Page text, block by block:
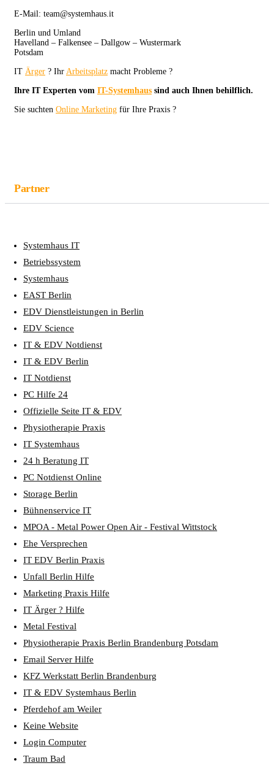
E-Mail: team@systemhaus.it
Berlin und Umland
Havelland – Falkensee – Dallgow – Wustermark
Potsdam
IT Ärger ? Ihr Arbeitsplatz macht Probleme ?
Ihre IT Experten vom IT-Systemhaus sind auch Ihnen behilflich.
Sie suchten Online Marketing für Ihre Praxis ?
Partner
Systemhaus IT
Betriebssystem
Systemhaus
EAST Berlin
EDV Dienstleistungen in Berlin
EDV Science
IT & EDV Notdienst
IT & EDV Berlin
IT Notdienst
PC Hilfe 24
Offizielle Seite IT & EDV
Physiotherapie Praxis
IT Systemhaus
24 h Beratung IT
PC Notdienst Online
Storage Berlin
Bühnenservice IT
MPOA - Metal Power Open Air - Festival Wittstock
Ehe Versprechen
IT EDV Berlin Praxis
Unfall Berlin Hilfe
Marketing Praxis Hilfe
IT Ärger ? Hilfe
Metal Festival
Physiotherapie Praxis Berlin Brandenburg Potsdam
Email Server Hilfe
KFZ Werkstatt Berlin Brandenburg
IT & EDV Systemhaus Berlin
Pferdehof am Weiler
Keine Website
Login Computer
Traum Bad